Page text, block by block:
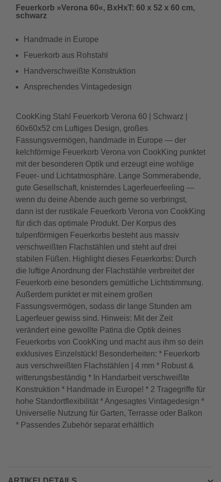
Feuerkorb »Verona 60«, BxHxT: 60 x 52 x 60 cm,
schwarz
Handmade in Europe
Feuerkorb aus Rohstahl
Handverschweißte Konstruktion
Ansprechendes Vintagedesign
CookKing Stahl Feuerkorb Verona 60 | Schwarz |
60x60x52 cm Luftiges Design, großes
Fassungsvermögen, handmade in Europe — der
kelchförmige Feuerkorb Verona von CookKing punktet
mit der besonderen Optik und erzeugt eine wohlige
Feuer- und Lichtatmosphäre. Lange Sommerabende,
gute Gesellschaft, knisterndes Lagerfeuerfeeling —
wenn du deine Abende auch gerne so verbringst,
dann ist der rustikale Feuerkorb Verona von CookKing
für dich das optimale Produkt. Der Korpus des
tulpenförmigen Feuerkorbs besteht aus massiv
verschweißten Flachstählen und steht auf drei
stabilen Füßen. Highlight dieses Feuerkorbs: Durch
die luftige Anordnung der Flachstähle verbreitet der
Feuerkorb eine besonders gemütliche Lichtstimmung.
Außerdem punktet er mit einem großen
Fassungsvermögen, sodass dir lange Stunden am
Lagerfeuer gewiss sind. Hinweis: Mit der Zeit
verändert eine gewollte Patina die Optik deines
Feuerkorbs von CookKing und macht aus ihm so dein
exklusives Einzelstück! Besonderheiten: * Feuerkorb
aus verschweißten Flachstählen | 4 mm * Robust &
witterungsbeständig * In Handarbeit verschweißte
Konstruktion * Handmade in Europe! * 2 Tragegriffe für
hohe Standortflexibilität * Angesagtes Vintagedesign *
Universelle Nutzung für Garten, Terrasse oder Balkon
* Passendes Zubehör separat erhältlich